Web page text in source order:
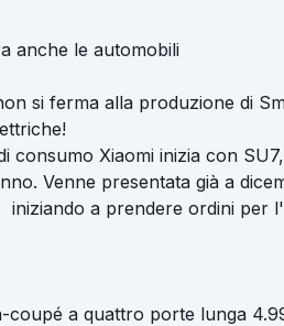
anche le automobili
si ferma alla produzione di
consumo Xiaomi inizia con
Venne presentata già a
a prendere ordini per
coupé a quattro porte lunga